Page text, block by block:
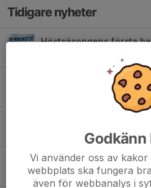
Tidigare nyheter
Höstsäsongens första
HEMMAMATCHER V 32!
0
1 jul, 13:20 0
Årets fotbollsskola!
29 jun, 11:34 0
Godkänn
Vi använder oss av
webbplats ska fungera
även för webbanalys i